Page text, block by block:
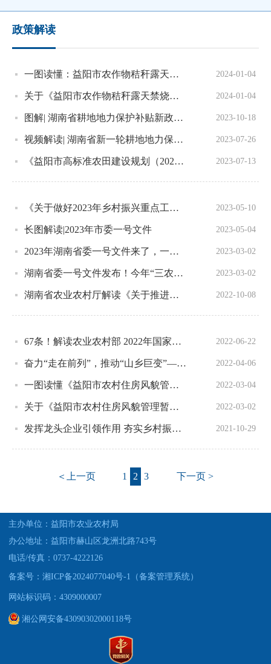
政策解读
一图读懂：益阳市农作物秸秆露天禁烧和综合利用管理办法（试行） 2024-01-04
关于《益阳市农作物秸秆露天禁烧和综合利用管理办法（试行）》的（含音频） 2024-01-04
图解| 湖南省耕地地力保护补贴新政策来了 2023-10-18
视频解读| 湖南省新一轮耕地地力保护补贴政策 2023-07-26
《益阳市高标准农田建设规划（2021-2030年）》政策解读 2023-07-13
《关于做好2023年乡村振兴重点工作 加快建设农业强市的实施意见》的政策解读 2023-05-10
长图解读|2023年市委一号文件 2023-05-04
2023年湖南省委一号文件来了，一图速览要点！ 2023-03-02
湖南省委一号文件发布！今年“三农”工作怎么干？带你速览 2023-03-02
湖南省农业农村厅解读《关于推进农村产权流转交易市场体系建设的指导意见》 2022-10-08
67条！解读农业农村部 2022年国家强农惠农富农政策措施 2022-06-22
奋力“走在前列”，推动“山乡巨变”——一图读懂市委一号文件 2022-04-06
一图读懂《益阳市农村住房风貌管理暂行办法》 2022-03-04
关于《益阳市农村住房风貌管理暂行办法》的政策解读 2022-03-02
发挥龙头企业引领作用 夯实乡村振兴产业根基——农业农村部乡村产业发展司负责人就《关于促进农业产业化龙头企业做大做强的意见》答记者问 2021-10-29
＜上一页 1 2 3 下一页 >
主办单位：益阳市农业农村局
办公地址：益阳市赫山区龙洲北路743号
电话/传真：0737-4222126
备案号：湘ICP备2024077040号-1（备案管理系统）
网站标识码：4309000007
湘公网安备43090302000118号